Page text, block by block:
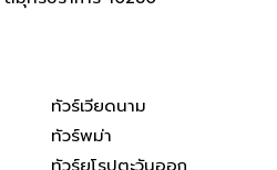
ทัวร์เวียดนาม
ทัวร์พม่า
ทัวร์ยุโรปตะวันออก